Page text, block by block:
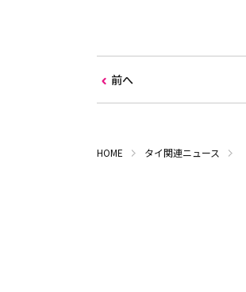
前へ
HOME タイ関連ニュース